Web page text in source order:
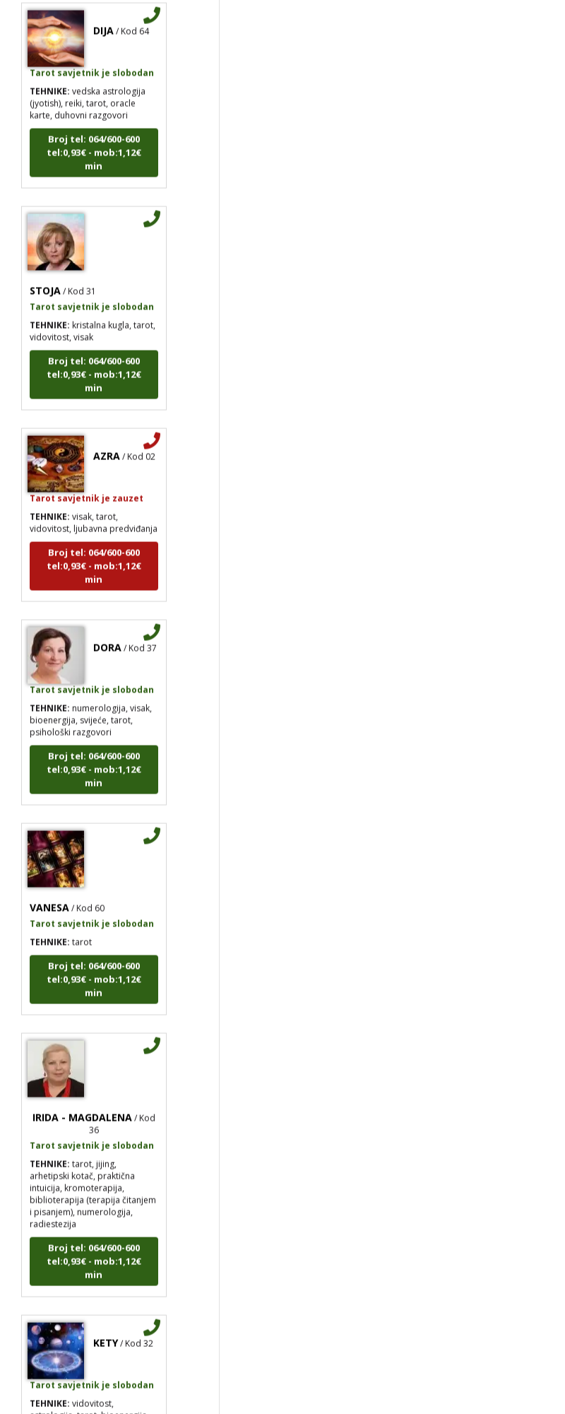
Tarot savjetnik je slobodan
TEHNIKE:vedska astrologija
(jyotish), reiki, tarot, oracle
karte, duhovni razgovori
Broj tel: 064/600-600
tel:0,93€ - mob:1,12€
min
STOJA/ Kod 31
Tarot savjetnik je slobodan
TEHNIKE:kristalna kugla, tarot,
vidovitost, visak
Broj tel: 064/600-600
tel:0,93€ - mob:1,12€
min
/ Kod 02
Tarot savjetnik je zauzet
TEHNIKE:visak, tarot,
vidovitost, ljubavna predviđanja
Broj tel: 064/600-600
tel:0,93€ - mob:1,12€
min
/ Kod 37
Tarot savjetnik je slobodan
TEHNIKE:numerologija, visak,
bioenergija, svijeće, tarot,
psihološki razgovori
Broj tel: 064/600-600
tel:0,93€ - mob:1,12€
min
VANESA/ Kod 60
Tarot savjetnik je slobodan
TEHNIKE:tarot
Broj tel: 064/600-600
tel:0,93€ - mob:1,12€
min
IRIDA - MAGDALENA
36
Tarot savjetnik je slobodan
TEHNIKE:tarot, jijing,
arhetipski kotač, praktična
intuicija, kromoterapija,
biblioterapija (terapija čitanjem
i pisanjem), numerologija,
radiestezija
Broj tel: 064/600-600
tel:0,93€ - mob:1,12€
min
/ Kod 32
Tarot savjetnik je slobodan
TEHNIKE:vidovitost,
astrologija, tarot, bioenergija